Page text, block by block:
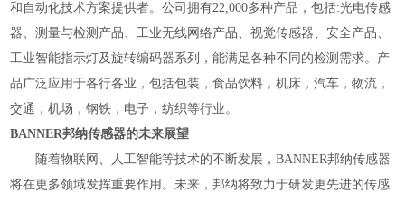
和自动化技术方案提供者。公司拥有22,000多种产品，包括:光电传感
器、测量与检测产品、工业无线网络产品、视觉传感器、安全产品、
工业智能指示灯及旋转编码器系列，能满足各种不同的检测需求。产
品广泛应用于各行各业，包括包装，食品饮料，机床，汽车，物流，
交通，机场，钢铁，电子，纺织等行业。
BANNER邦纳传感器的未来展望
随着物联网、人工智能等技术的不断发展，BANNER邦纳传感器
将在更多领域发挥重要作用。未来，邦纳将致力于研发更先进的传感